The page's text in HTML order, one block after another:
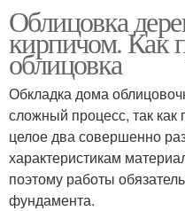
Облицовка
кирпичом. Как
облицовка
Обкладка дома
сложный процесс, так как
целое два совершенно
характеристикам
поэтому работы
фундамента.